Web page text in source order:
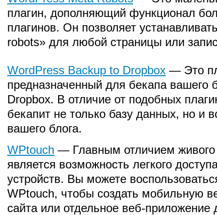
плагин, дополняющий функционал
плагинов. Он позволяет
robots» для любой страницы или
WordPress Backup to Dropbox — Это
предназначенный для бекапа вашего
Dropbox. В отличие от подобных
бекапит не только базу данных, но и
вашего блога.
WPtouch — Главным отличием
является возможность легкого
устройств. Вы можете
WPtouch, чтобы создать мобильную
сайта или отдельное веб-приложение